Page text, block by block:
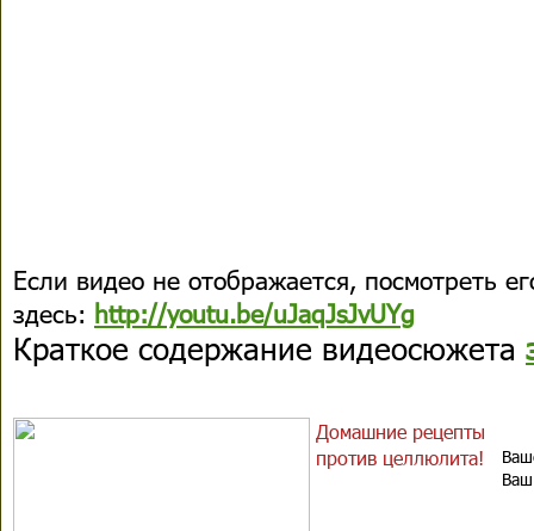
Если видео не отображается, посмотреть
здесь: http://youtu.be/uJaqJsJvUYg
Краткое содержание видеосюжета
Домашние рецепты
против целлюлита!